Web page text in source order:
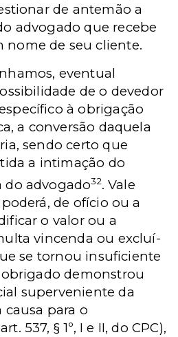
de antemão a
advogado que recebe
nome de seu cliente.
eventual
de o devedor
à obrigação
a conversão daquela
sendo certo que
a intimação do
do advogado32. Vale
de ofício ou a
o valor ou a
vincenda ou excluí-
se tornou insuficiente
demonstrou
superveniente da
para o
537, § 1º, I e II, do CPC),